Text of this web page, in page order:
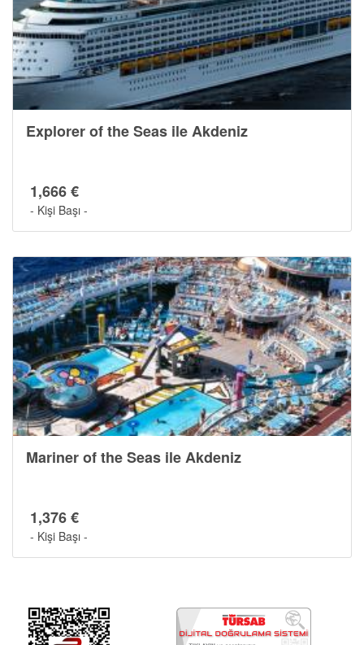
Gemide Yaşam
Explorer of the Seas ile Akdeniz
1,666 €
- Kişi Başı -
Mariner of the Seas ile Akdeniz
1,376 €
- Kişi Başı -